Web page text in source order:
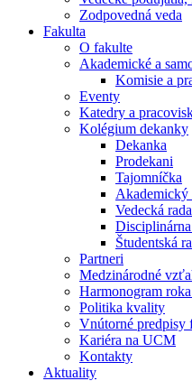
Zodpovedná veda
Fakulta
O fakulte
Akademické a
Komisie a
Eventy
Katedry a
Kolégium dekanky
Dekanka
Prodekani
Tajomníčka
Akademický
Vedecká
Študentská
Partneri
Medzinárodné
Harmonogram
Politika kvality
Vnútorné predpisy
Kariéra na UCM
Kontakty
Aktuality